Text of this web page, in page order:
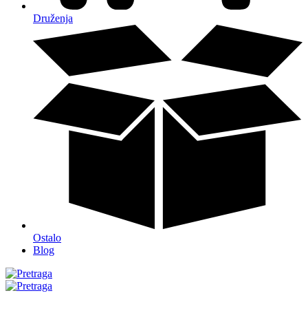
Druženja
Ostalo
Blog